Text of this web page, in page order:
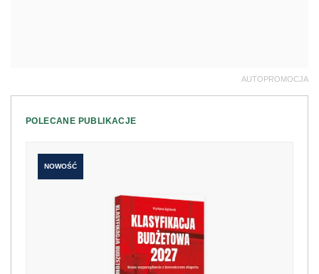
AUTOPROMOCJA
POLECANE PUBLIKACJE
NOWOŚĆ